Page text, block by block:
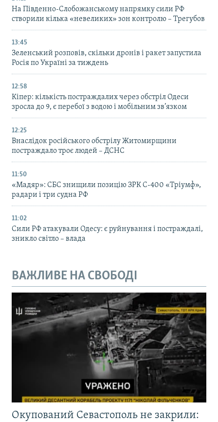
На Південно-Слобожанському напрямку сили РФ
створили кілька «невеликих» зон контролю – Трегубов
13:45
Зеленський розповів, скільки дронів і ракет запустила
Росія по Україні за тиждень
12:58
Кіпер: кількість постраждалих через обстріл Одеси
зросла до 9, є перебої з водою і мобільним зв’язком
12:25
Внаслідок російського обстрілу Житомирщини
постраждало троє людей – ДСНС
11:50
«Мадяр»: СБС знищили позицію ЗРК С-400 «Тріумф»,
радари і три судна РФ
11:02
Сили РФ атакували Одесу: є руйнування і постраждалі,
зникло світло – влада
ВАЖЛИВЕ НА СВОБОДІ
Окупований Севастополь не закрили: